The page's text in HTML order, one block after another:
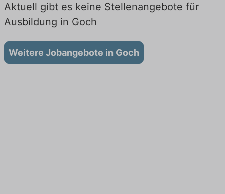
Aktuell gibt es keine Stellenangebote für
Ausbildung in Goch
Weitere Jobangebote in Goch